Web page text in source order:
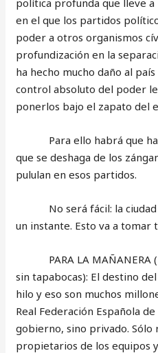
política profunda que lleve a
en el que los partidos
poder a otros organismos
profundización en la
ha hecho mucho daño al
control absoluto del poder
ponerlos bajo el zapato del
Para ello habrá que
que se deshaga de los
pululan en esos partidos.
No será fácil: la ciudad
un instante. Esto va a tomar
PARA LA MAÑANERA
sin tapabocas): El destino
hilo y eso son muchos
Real Federación Española
gobierno, sino privado. Sólo
propietarios de los equipos